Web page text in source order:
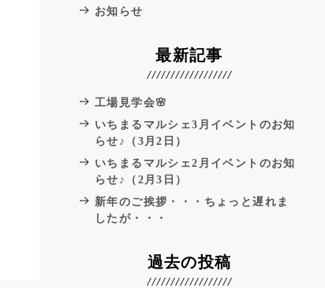
お知らせ
最新記事
工場見学会🌸
いちまるマルシェ3月イベントのお知
らせ♪（3月2日）
いちまるマルシェ2月イベントのお知
らせ♪（2月3日）
新年のご挨拶・・・ちょっと遅れま
したが・・・
過去の投稿